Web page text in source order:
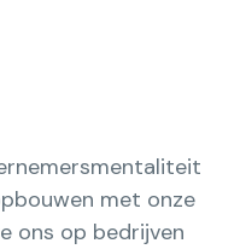
met onze
ons op bedrijven